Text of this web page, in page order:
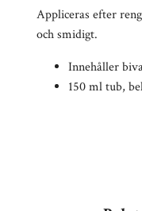
Appliceras efter
och smidigt.
Innehåller
150 ml tub,